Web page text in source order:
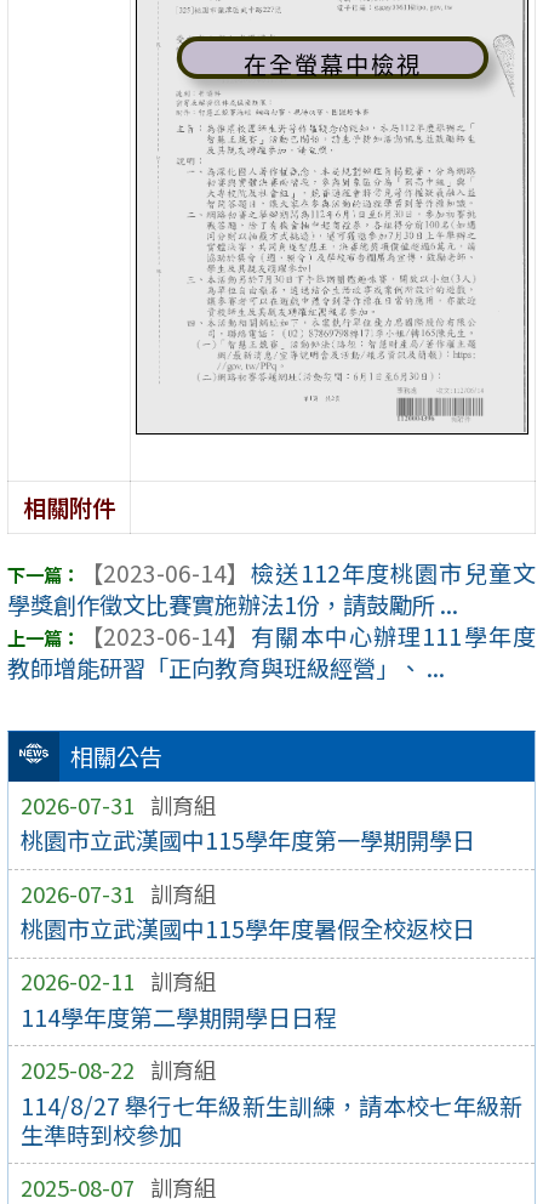
相關公告
2026-07-31 訓育組
桃園市立武漢國中115學年度第一學期開學日
2026-07-31 訓育組
桃園市立武漢國中115學年度暑假全校返校日
2026-02-11 訓育組
114學年度第二學期開學日日程
2025-08-22 訓育組
114/8/27 舉行七年級新生訓練，請本校七年級新
生準時到校參加
2025-08-07 訓育組
在全螢幕中檢視
相關附件
【2023-06-14】 檢送112年度桃園市兒童文
學獎創作徵文比賽實施辦法1份，請鼓勵所 ...
【2023-06-14】 有關本中心辦理111學年度
教師增能研習「正向教育與班級經營」、 ...